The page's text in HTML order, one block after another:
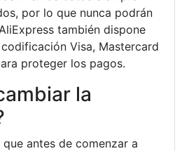
por lo que nunca podrán
también dispone
Visa, Mastercard
proteger los pagos.
la
antes de comenzar a